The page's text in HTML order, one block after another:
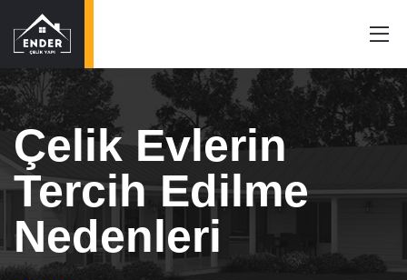
Çelik Evlerin
Tercih Edilme
Nedenleri